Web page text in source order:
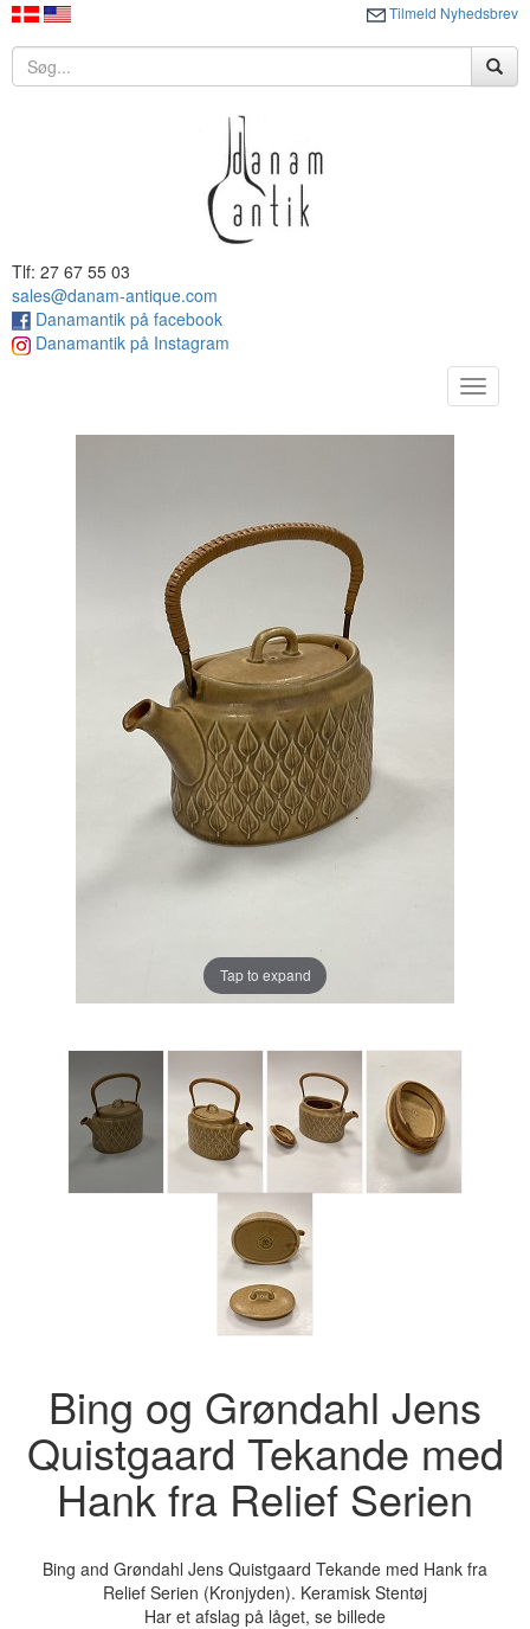
Tilmeld Nyhedsbrev
Tlf: 27 67 55 03
sales@danam-antique.com
Danamantik på facebook
Danamantik på Instagram
Toggle
Tap to expand
Bing og Grøndahl Jens
Quistgaard Tekande med
Hank fra Relief Serien
Bing and Grøndahl Jens Quistgaard Tekande med Hank fra
Relief Serien (Kronjyden). Keramisk Stentøj
Har et afslag på låget, se billede